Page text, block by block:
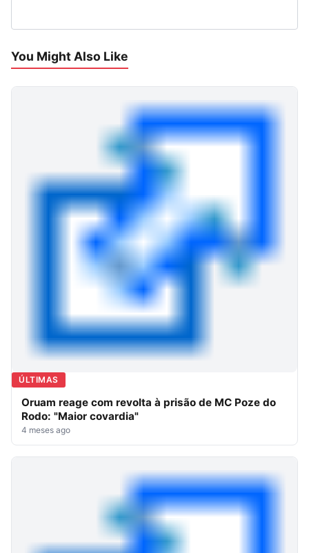
You Might Also Like
ÚLTIMAS
Oruam reage com revolta à prisão de MC Poze do
Rodo: "Maior covardia"
4 meses ago